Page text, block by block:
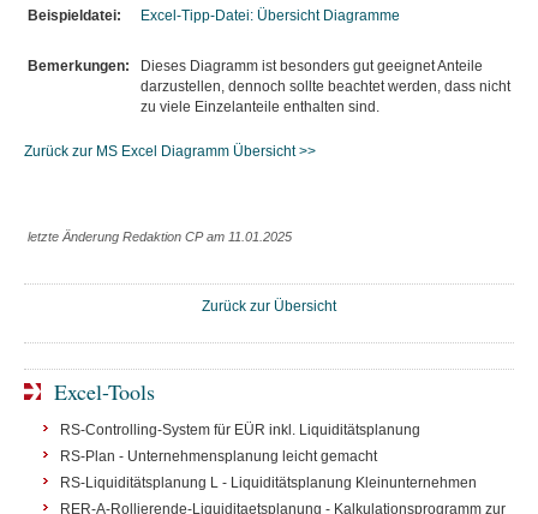
Beispieldatei: Excel-Tipp-Datei: Übersicht Diagramme
Bemerkungen:
Dieses Diagramm ist besonders gut geeignet Anteile
darzustellen, dennoch sollte beachtet werden, dass nicht
zu viele Einzelanteile enthalten sind.
Zurück zur MS Excel Diagramm Übersicht >>
letzte Änderung Redaktion CP am 11.01.2025
Zurück zur Übersicht
Excel-Tools
RS-Controlling-System für EÜR inkl. Liquiditätsplanung
RS-Plan - Unternehmensplanung leicht gemacht
RS-Liquiditätsplanung L - Liquiditätsplanung Kleinunternehmen
RER-A-Rollierende-Liquiditaetsplanung - Kalkulationsprogramm zur